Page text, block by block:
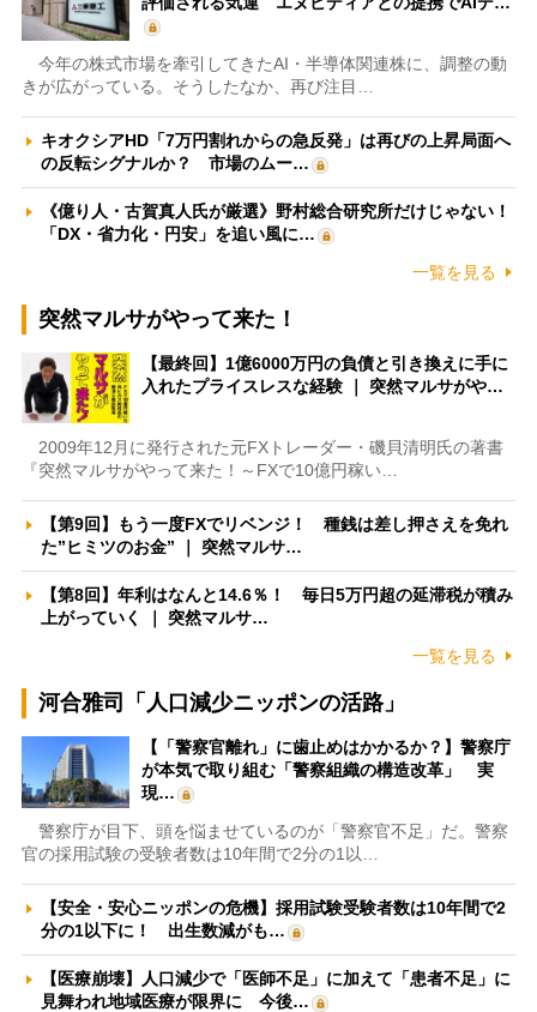
今年の株式市場を牽引してきたAI・半導体関連株に、調整の動
きが広がっている。そうしたなか、再び注目…
キオクシアHD「7万円割れからの急反発」は再びの上昇局面へ
の反転シグナルか？ 市場のムー…
《億り人・古賀真人氏が厳選》野村総合研究所だけじゃない！
「DX・省力化・円安」を追い風に…
一覧を見る
突然マルサがやって来た！
【最終回】1億6000万円の負債と引き換えに手に
入れたプライスレスな経験 ｜ 突然マルサがや…
2009年12月に発行された元FXトレーダー・磯貝清明氏の著書
『突然マルサがやって来た！～FXで10億円稼い…
【第9回】もう一度FXでリベンジ！ 種銭は差し押さえを免れ
た”ヒミツのお金” ｜ 突然マルサ…
【第8回】年利はなんと14.6％！ 毎日5万円超の延滞税が積み
上がっていく ｜ 突然マルサ…
一覧を見る
河合雅司「人口減少ニッポンの活路」
【「警察官離れ」に歯止めはかかるか？】警察庁
が本気で取り組む「警察組織の構造改革」 実
現…
警察庁が目下、頭を悩ませているのが「警察官不足」だ。警察
官の採用試験の受験者数は10年間で2分の1以…
【安全・安心ニッポンの危機】採用試験受験者数は10年間で2
分の1以下に！ 出生数減がも…
【医療崩壊】人口減少で「医師不足」に加えて「患者不足」に
見舞われ地域医療が限界に 今後…